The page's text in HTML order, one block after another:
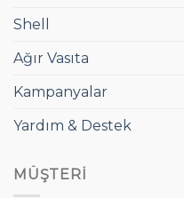
Shell
Ağır Vasıta
Kampanyalar
Yardım & Destek
MÜŞTERI